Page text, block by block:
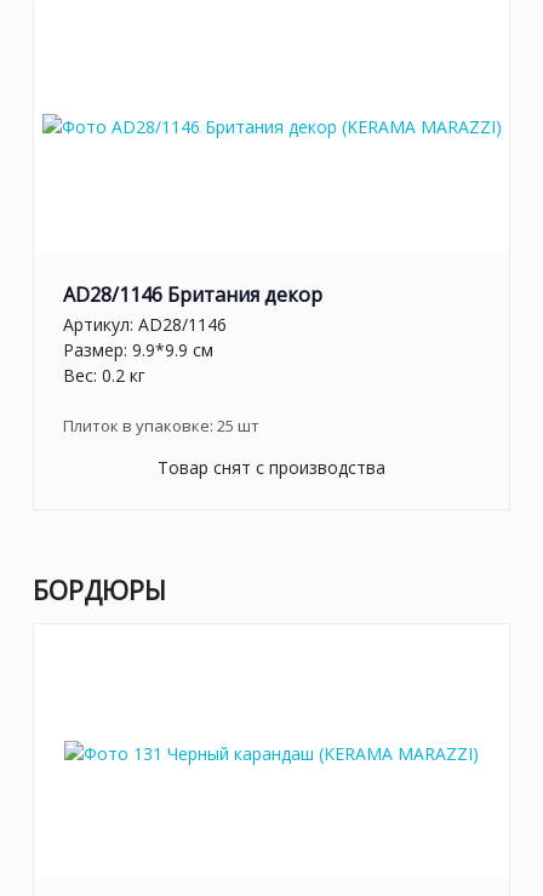
AD28/1146 Британия декор
Артикул: AD28/1146
Размер: 9.9*9.9 см
Вес: 0.2 кг
Плиток в упаковке: 25 шт
Товар снят с производства
БОРДЮРЫ